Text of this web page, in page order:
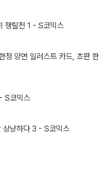
쟁탈전 1 - S코믹스
양면 일러스트 카드, 초판 한
S코믹스
상냥하다 3 - S코믹스